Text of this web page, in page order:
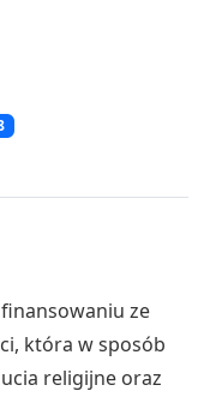
ze
która w sposób
religijne oraz